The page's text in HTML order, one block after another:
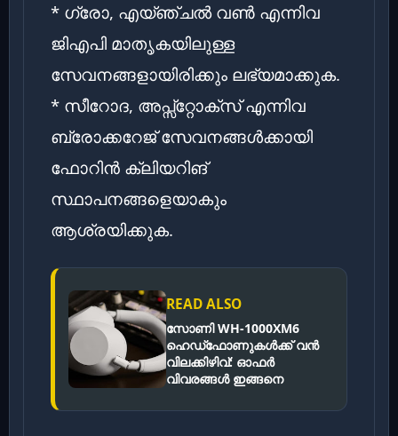
* ഗ്രോ, എയ്ഞ്ചൽ വൺ എന്നിവ
ജിഎപി മാതൃകയിലുള്ള
സേവനങ്ങളായിരിക്കും ലഭ്യമാക്കുക.
* സീറോദ, അപ്സ്റ്റോക്സ് എന്നിവ
ബ്രോക്കറേജ് സേവനങ്ങൾക്കായി
ഫോറിൻ ക്ലിയറിങ്
സ്ഥാപനങ്ങളെയാകും
ആശ്രയിക്കുക.
READ ALSO
സോണി WH-1000XM6
ഹെഡ്‌ഫോണുകൾക്ക് വൻ
വിലക്കിഴിവ്: ഓഫർ
വിവരങ്ങൾ ഇങ്ങനെ